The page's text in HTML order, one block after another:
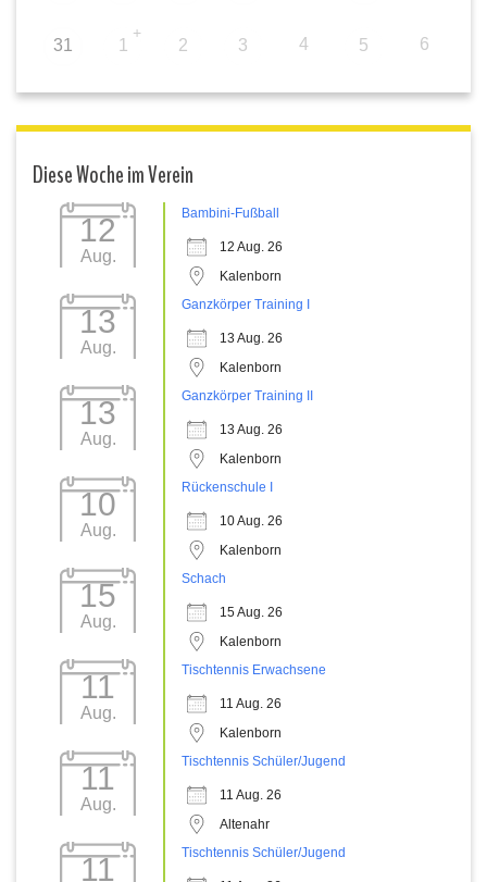
31 1
+
2 3 4 5 6
Diese Woche im Verein
12
Aug.
Bambini-Fußball
12 Aug. 26
Kalenborn
13
Aug.
Ganzkörper Training I
13 Aug. 26
Kalenborn
13
Aug.
Ganzkörper Training II
13 Aug. 26
Kalenborn
10
Aug.
Rückenschule I
10 Aug. 26
Kalenborn
15
Aug.
Schach
15 Aug. 26
Kalenborn
11
Aug.
Tischtennis Erwachsene
11 Aug. 26
Kalenborn
11
Aug.
Tischtennis Schüler/Jugend
11 Aug. 26
Altenahr
11 Tischtennis Schüler/Jugend